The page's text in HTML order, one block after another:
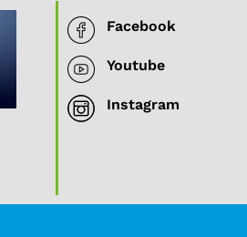
Facebook
Youtube
Instagram